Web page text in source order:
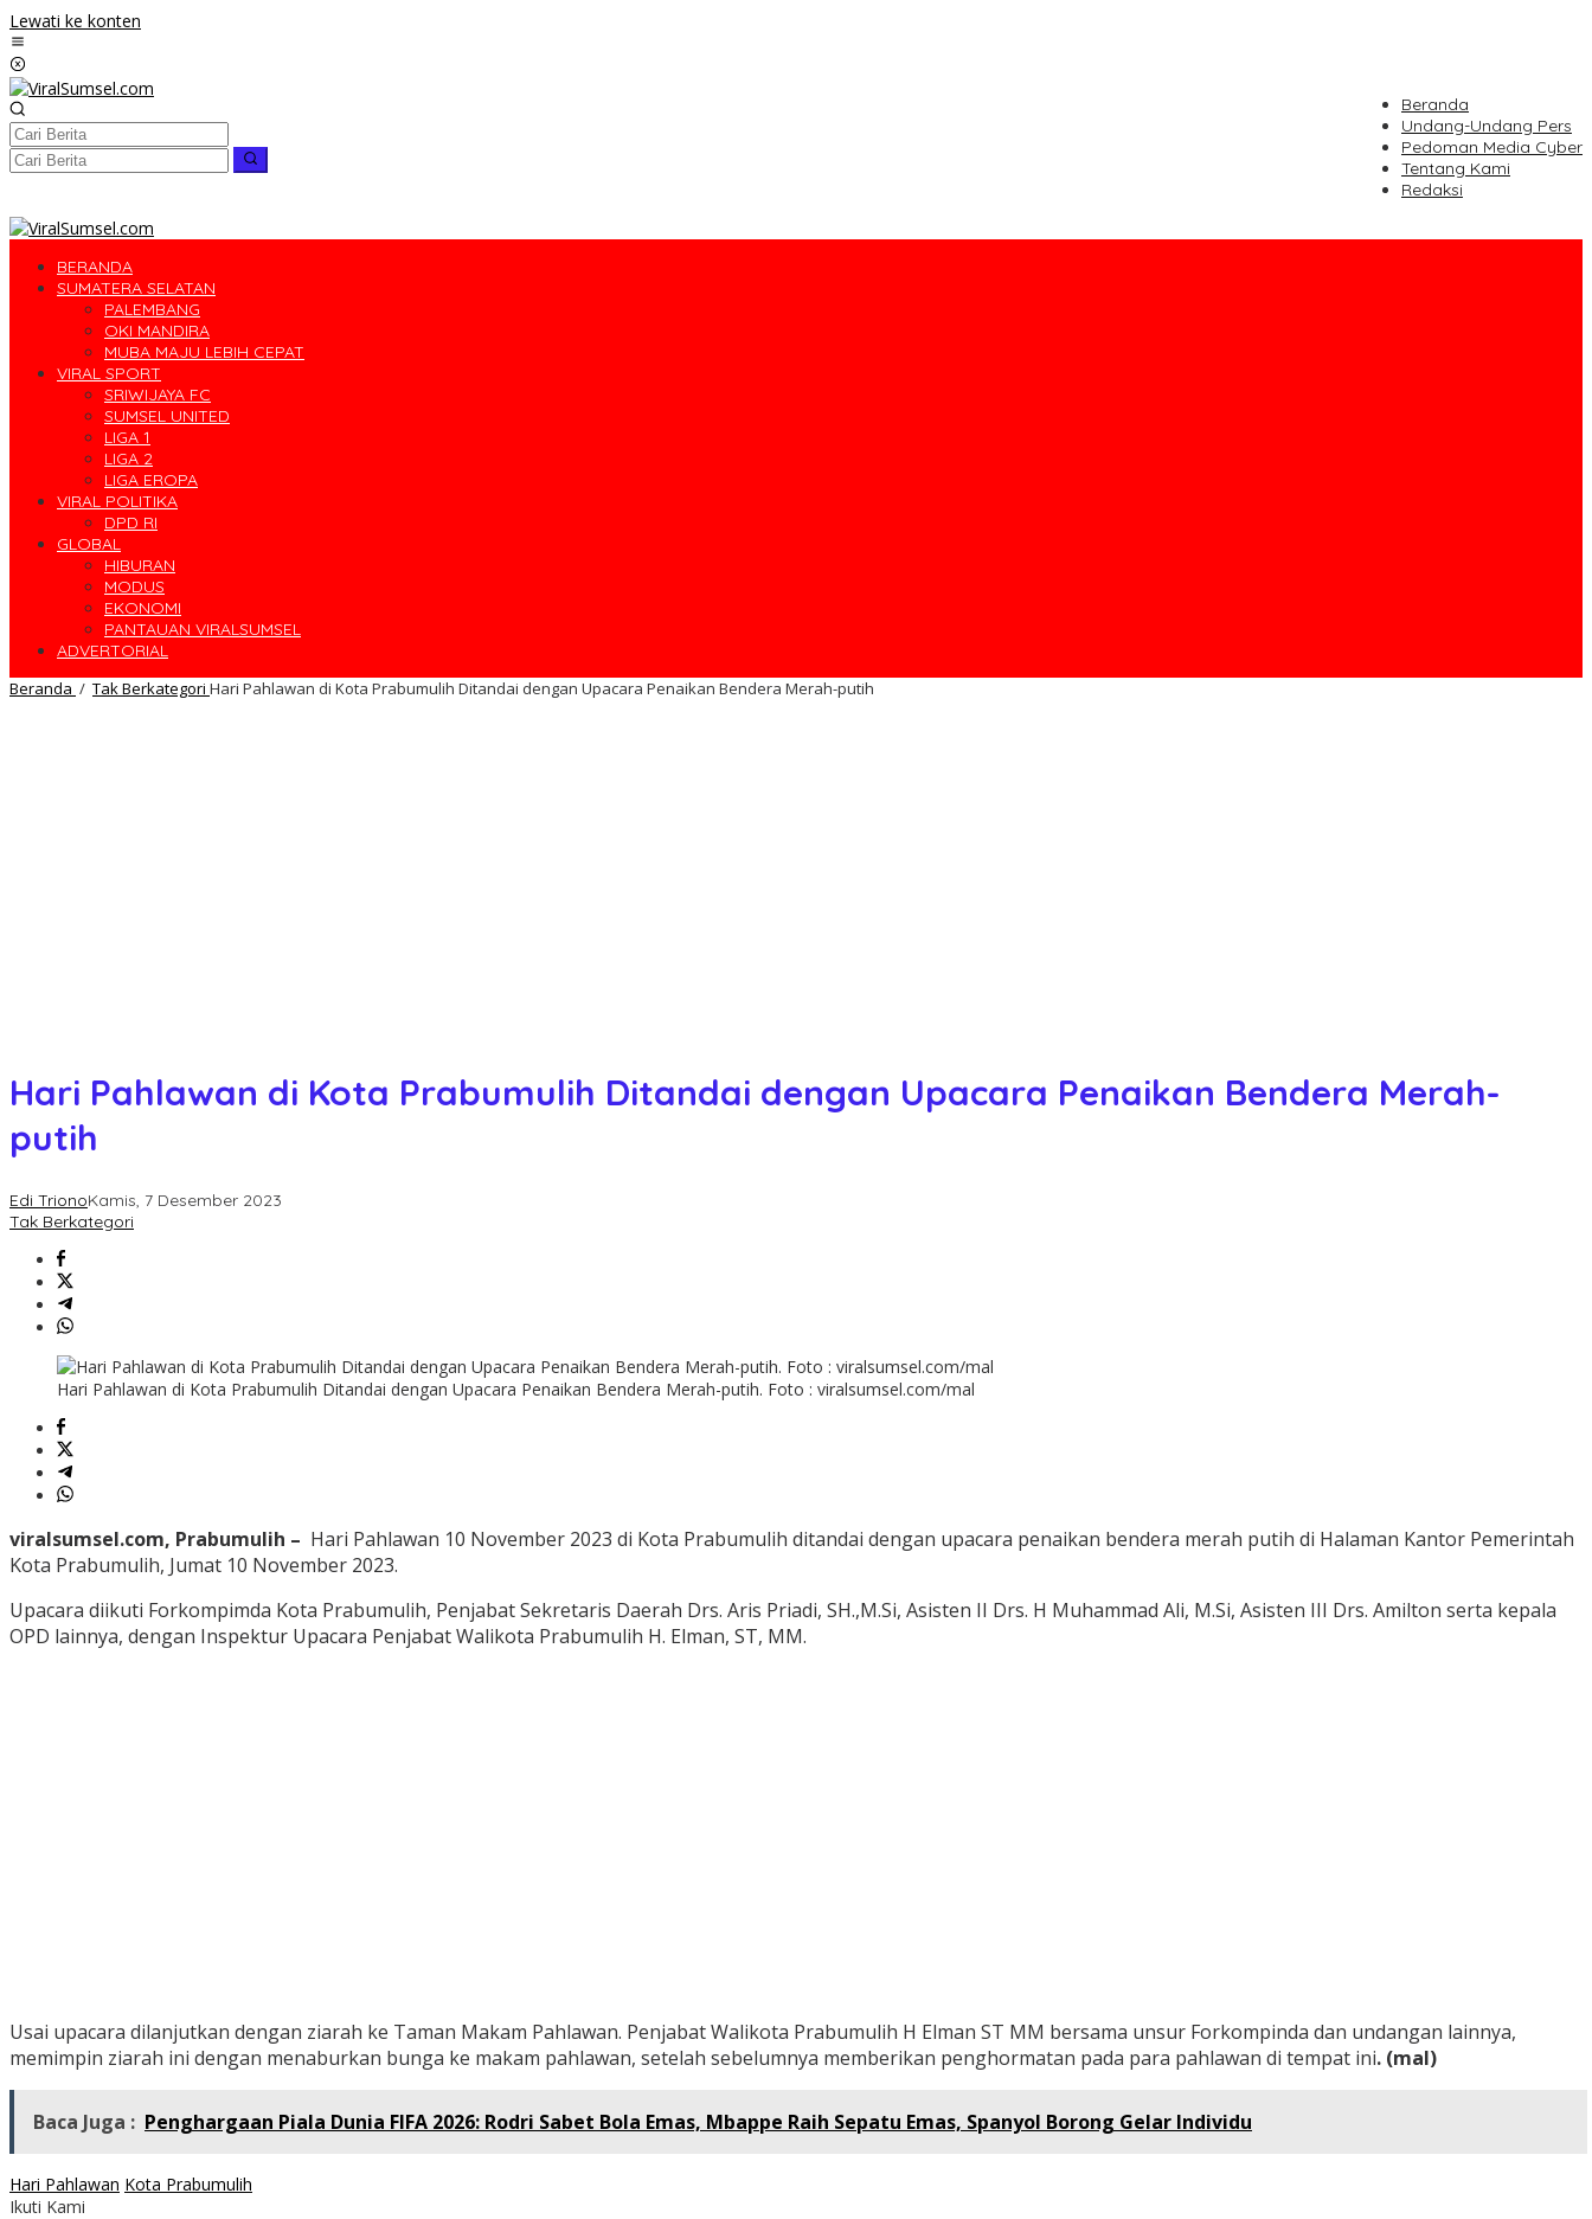
Lewati ke konten
Beranda
Undang-Undang Pers
Pedoman Media Cyber
Tentang Kami
Redaksi
BERANDA
SUMATERA SELATAN
PALEMBANG
OKI MANDIRA
MUBA MAJU LEBIH CEPAT
VIRAL SPORT
SRIWIJAYA FC
SUMSEL UNITED
LIGA 1
LIGA 2
LIGA EROPA
VIRAL POLITIKA
DPD RI
GLOBAL
HIBURAN
MODUS
EKONOMI
PANTAUAN VIRALSUMSEL
ADVERTORIAL
Beranda / Tak Berkategori Hari Pahlawan di Kota Prabumulih Ditandai dengan Upacara Penaikan Bendera Merah-putih
Hari Pahlawan di Kota Prabumulih Ditandai dengan Upacara Penaikan Bendera Merah-
putih
Edi TrionoKamis, 7 Desember 2023
Tak Berkategori
Hari Pahlawan di Kota Prabumulih Ditandai dengan Upacara Penaikan Bendera Merah-putih. Foto : viralsumsel.com/mal
viralsumsel.com, Prabumulih – Hari Pahlawan 10 November 2023 di Kota Prabumulih ditandai dengan upacara penaikan bendera merah putih di Halaman Kantor Pemerintah
Kota Prabumulih, Jumat 10 November 2023.
Upacara diikuti Forkompimda Kota Prabumulih, Penjabat Sekretaris Daerah Drs. Aris Priadi, SH.,M.Si, Asisten II Drs. H Muhammad Ali, M.Si, Asisten III Drs. Amilton serta kepala
OPD lainnya, dengan Inspektur Upacara Penjabat Walikota Prabumulih H. Elman, ST, MM.
Usai upacara dilanjutkan dengan ziarah ke Taman Makam Pahlawan. Penjabat Walikota Prabumulih H Elman ST MM bersama unsur Forkompinda dan undangan lainnya,
memimpin ziarah ini dengan menaburkan bunga ke makam pahlawan, setelah sebelumnya memberikan penghormatan pada para pahlawan di tempat ini. (mal)
Baca Juga : Penghargaan Piala Dunia FIFA 2026: Rodri Sabet Bola Emas, Mbappe Raih Sepatu Emas, Spanyol Borong Gelar Individu
Hari Pahlawan Kota Prabumulih
Ikuti Kami